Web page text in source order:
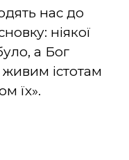
нас до
ніякої
а Бог
істотам
їх».